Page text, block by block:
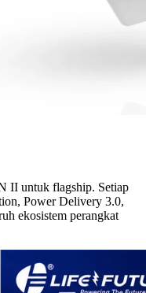
II untuk flagship. Setiap
Power Delivery 3.0,
ekosistem perangkat